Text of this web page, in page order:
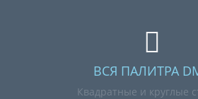
ВСЯ ПАЛИТРА
Квадратные и круглые